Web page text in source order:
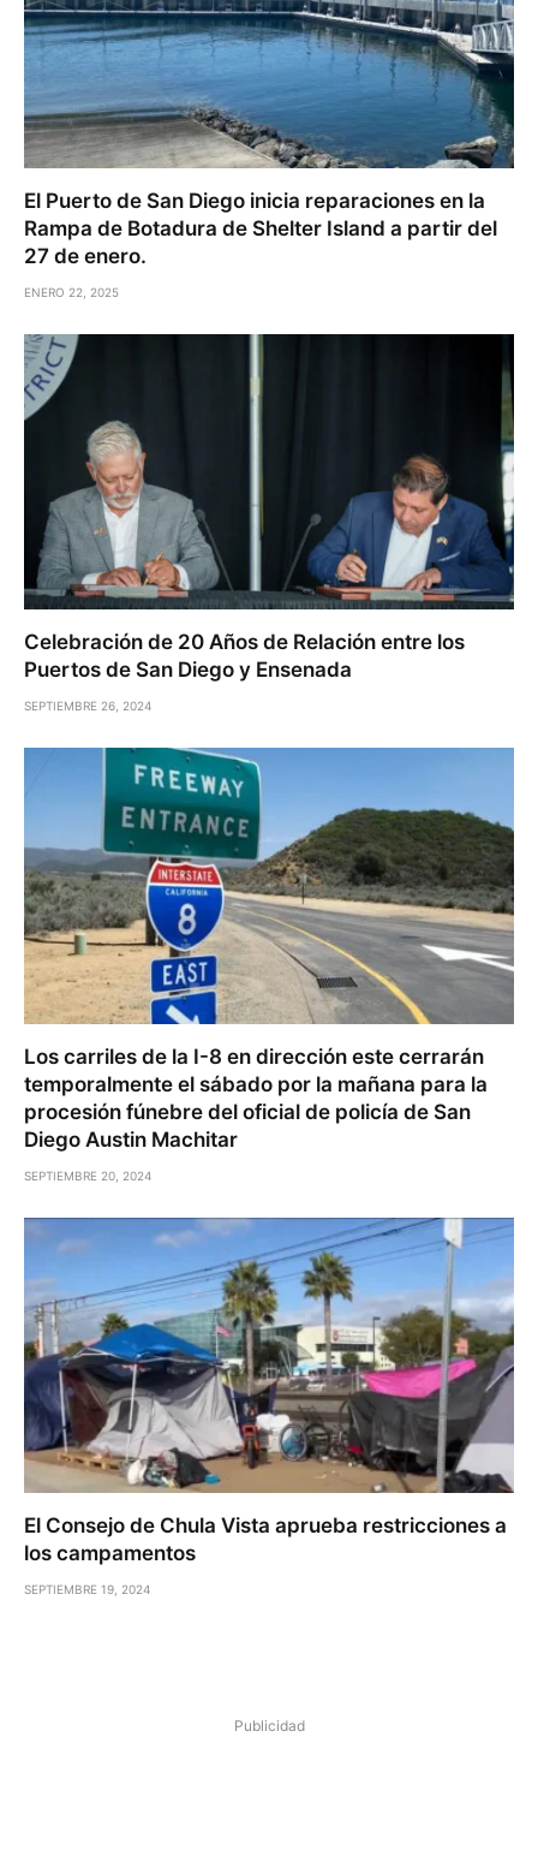
El Puerto de San Diego inicia reparaciones en la
Rampa de Botadura de Shelter Island a partir del
27 de enero.
ENERO 22, 2025
Celebración de 20 Años de Relación entre los
Puertos de San Diego y Ensenada
SEPTIEMBRE 26, 2024
Los carriles de la I-8 en dirección este cerrarán
temporalmente el sábado por la mañana para la
procesión fúnebre del oficial de policía de San
Diego Austin Machitar
SEPTIEMBRE 20, 2024
El Consejo de Chula Vista aprueba restricciones a
los campamentos
SEPTIEMBRE 19, 2024
Publicidad